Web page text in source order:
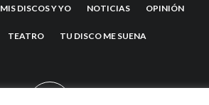
MIS DISCOS Y YO NOTICIAS OPINIÓN
TEATRO TU DISCO ME SUENA